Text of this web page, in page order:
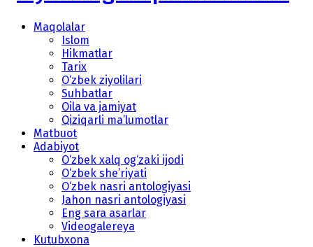
Maqolalar
Islom
Hikmatlar
Tarix
O‘zbek ziyolilari
Suhbatlar
Oila va jamiyat
Qiziqarli ma’lumotlar
Matbuot
Adabiyot
O‘zbek xalq og‘zaki ijodi
O‘zbek she’riyati
O‘zbek nasri antologiyasi
Jahon nasri antologiyasi
Eng sara asarlar
Videogalereya
Kutubxona